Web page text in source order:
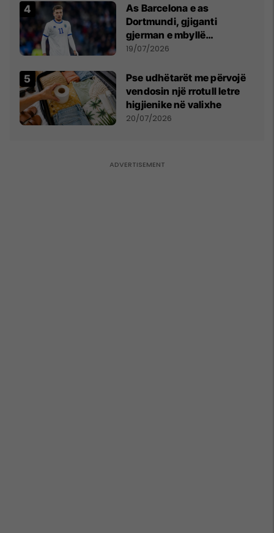
As Barcelona e as
Dortmundi, gjiganti
gjerman e mbyllë
marrëveshjen për Fisnik
19/07/2026
Pse udhëtarët me përvojë
vendosin një rrotull letre
higjienike në valixhe
20/07/2026